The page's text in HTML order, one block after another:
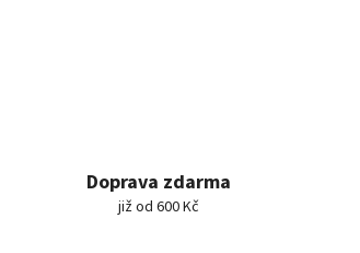
Doprava zdarma
již od 600 Kč